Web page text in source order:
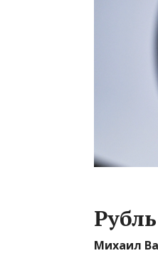
Рубль
Михаил